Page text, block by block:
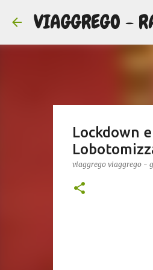
VIAGGREGO -
Lockdown
viaggrego viaggrego -